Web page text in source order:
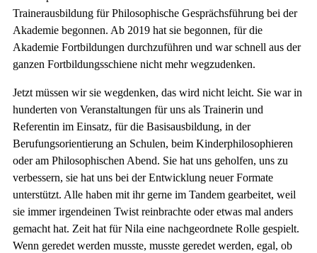
Trainerausbildung für Philosophische Gesprächsführung bei der
Akademie begonnen. Ab 2019 hat sie begonnen, für die
Akademie Fortbildungen durchzuführen und war schnell aus der
ganzen Fortbildungsschiene nicht mehr wegzudenken.
Jetzt müssen wir sie wegdenken, das wird nicht leicht. Sie war in
hunderten von Veranstaltungen für uns als Trainerin und
Referentin im Einsatz, für die Basisausbildung, in der
Berufungsorientierung an Schulen, beim Kinderphilosophieren
oder am Philosophischen Abend. Sie hat uns geholfen, uns zu
verbessern, sie hat uns bei der Entwicklung neuer Formate
unterstützt. Alle haben mit ihr gerne im Tandem gearbeitet, weil
sie immer irgendeinen Twist reinbrachte oder etwas mal anders
gemacht hat. Zeit hat für Nila eine nachgeordnete Rolle gespielt.
Wenn geredet werden musste, musste geredet werden, egal, ob